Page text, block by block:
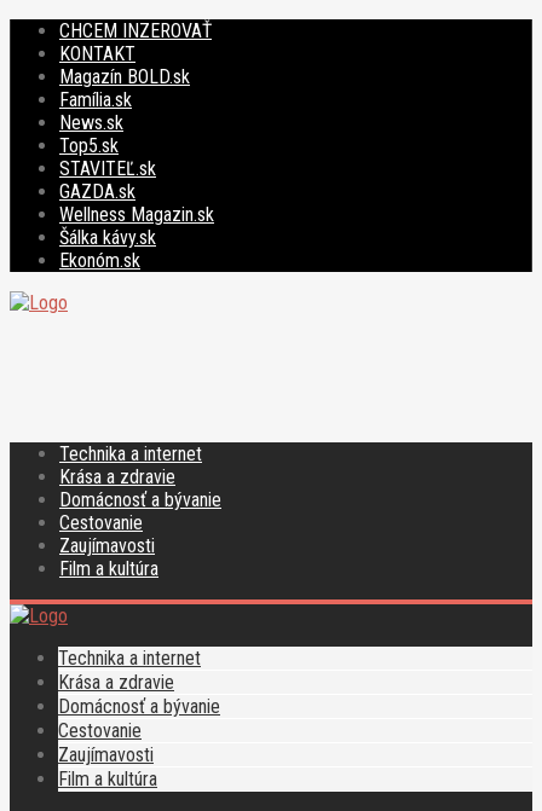
CHCEM INZEROVAŤ
KONTAKT
Magazín BOLD.sk
Família.sk
News.sk
Top5.sk
STAVITEĽ.sk
GAZDA.sk
Wellness Magazin.sk
Šálka kávy.sk
Ekonóm.sk
Technika a internet
Krása a zdravie
Domácnosť a bývanie
Cestovanie
Zaujímavosti
Film a kultúra
Technika a internet
Krása a zdravie
Domácnosť a bývanie
Cestovanie
Zaujímavosti
Film a kultúra